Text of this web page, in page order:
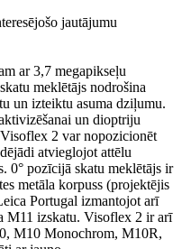
jautājumu
ar 3,7 megapikseļu
meklētājs nodrošina
un izteiktu asuma dziļumu.
un dioptriju
2 var nopozicionēt
atvieglojot attēlu
0° pozīcijā skatu meklētājs ir
metāla korpuss (projektējis
Portugal izmantojot arī
M11 izskatu. Visoflex 2 ir arī
M10 Monochrom, M10R,